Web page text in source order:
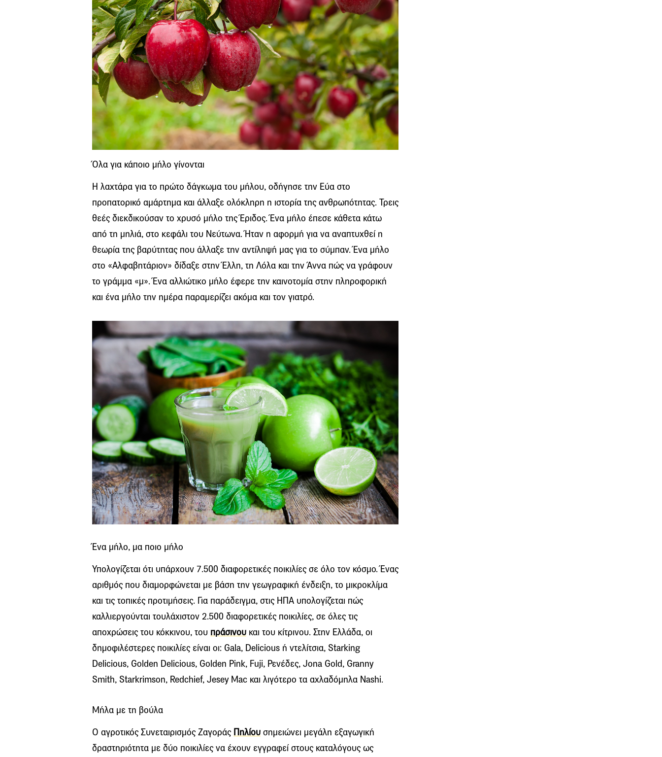
Όλα για κάποιο μήλο γίνονται
Η λαχτάρα για το πρώτο δάγκωμα του μήλου, οδήγησε την Εύα στο
προπατορικό αμάρτημα και άλλαξε ολόκληρη η ιστορία της ανθρωπότητας. Τρεις
θεές διεκδικούσαν το χρυσό μήλο της Έριδος. Ένα μήλο έπεσε κάθετα κάτω
από τη μηλιά, στο κεφάλι του Νεύτωνα. Ήταν η αφορμή για να αναπτυχθεί η
θεωρία της βαρύτητας που άλλαξε την αντίληψή μας για το σύμπαν. Ένα μήλο
στο «Αλφαβητάριον» δίδαξε στην Έλλη, τη Λόλα και την Άννα πώς να γράφουν
το γράμμα «μ». Ένα αλλιώτικο μήλο έφερε την καινοτομία στην πληροφορική
και ένα μήλο την ημέρα παραμερίζει ακόμα και τον γιατρό.
Ένα μήλο, μα ποιο μήλο
Υπολογίζεται ότι υπάρχουν 7.500 διαφορετικές ποικιλίες σε όλο τον κόσμο. Ένας
αριθμός που διαμορφώνεται με βάση την γεωγραφική ένδειξη, το μικροκλίμα
και τις τοπικές προτιμήσεις. Για παράδειγμα, στις ΗΠΑ υπολογίζεται πώς
καλλιεργούνται τουλάχιστον 2.500 διαφορετικές ποικιλίες, σε όλες τις
αποχρώσεις του κόκκινου, του πράσινου και του κίτρινου. Στην Ελλάδα, οι
δημοφιλέστερες ποικιλίες είναι οι: Gala, Delicious ή ντελίτσια, Starking
Delicious, Golden Delicious, Golden Pink, Fuji, Ρενέδες, Jona Gold, Granny
Smith, Starkrimson, Redchief, Jesey Mac και λιγότερο τα αχλαδόμηλα Nashi.
Μήλα με τη βούλα
Ο αγροτικός Συνεταιρισμός Ζαγοράς Πηλίου σημειώνει μεγάλη εξαγωγική
δραστηριότητα με δύο ποικιλίες να έχουν εγγραφεί στους καταλόγους ως